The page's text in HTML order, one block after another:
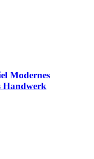
Modernes
Handwerk